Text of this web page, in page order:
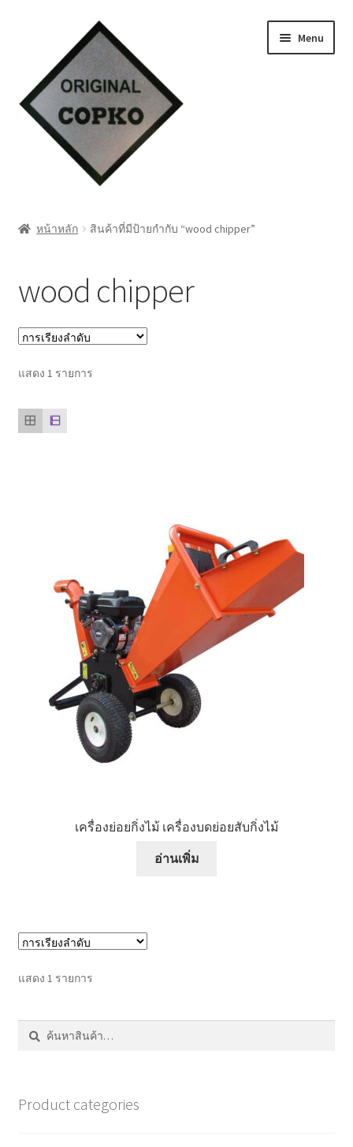
navigation
content
Menu
My account
ชำระเงิน
ตะกร้าสินค้า
ติดต่อเรา
ประวัติบริษัท
ลูกค้าของเรา
สินค้า COPKO
หน้าแรก COPKO
หน้าหลัก สินค้าที่มีป้ายกำกับ “wood chipper”
wood chipper
แสดง 1 รายการ
เครื่องย่อยกิ่งไม้ เครื่องบดย่อยสับกิ่งไม้
อ่านเพิ่ม
แสดง 1 รายการ
ค้นหา:
ค้นหา
Product categories